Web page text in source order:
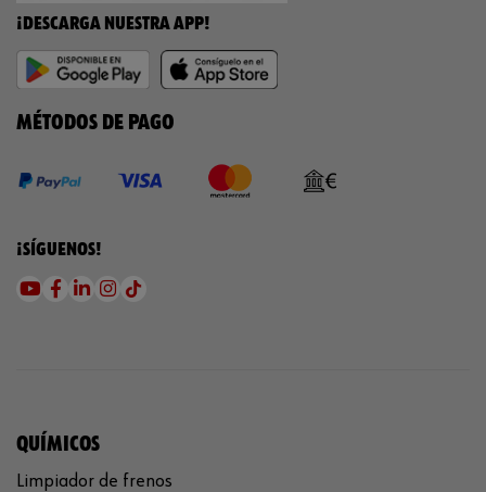
¡DESCARGA NUESTRA APP!
MÉTODOS DE PAGO
¡SÍGUENOS!
QUÍMICOS
Limpiador de frenos